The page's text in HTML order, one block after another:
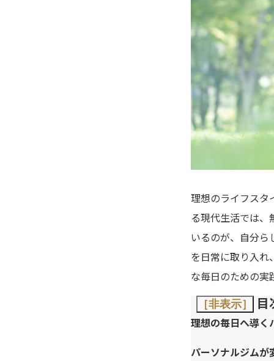
理想のライフスタ
る現代生活では
いるのが、自分
を日常に取り入れ
な毎日のための実
［非表示］ 目
理想の毎日へ導く
パーソナルジムが